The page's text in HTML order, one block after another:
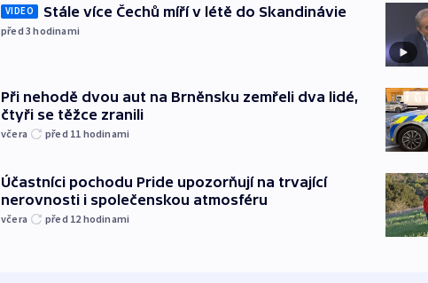
VIDEO Stále více Čechů míří v létě do Skandinávie
před 3hodinami
Při nehodě dvou aut na Brněnsku zemřeli dva lidé,
čtyři se těžce zranili
včera před 11 hodinami
Účastníci pochodu Pride upozorňují na trvající
nerovnosti i společenskou atmosféru
včera před 12 hodinami